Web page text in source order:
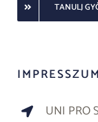
TANULJ
IMPRESSZUM
UNI PRO